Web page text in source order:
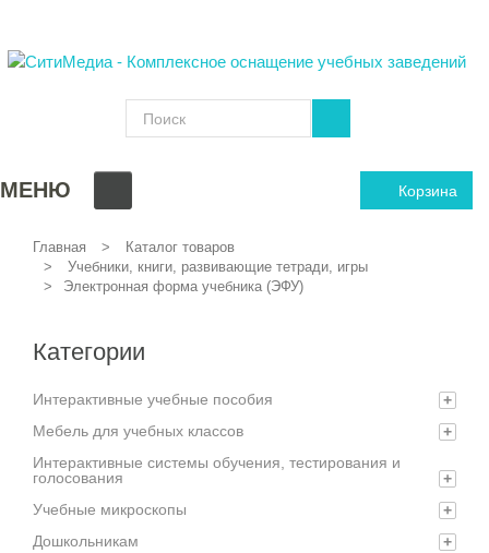
Корзина
МЕНЮ
Главная
Каталог товаров
Учебники, книги, развивающие тетради, игры
Электронная форма учебника (ЭФУ)
Категории
Интерактивные учебные пособия
+
Мебель для учебных классов
+
Интерактивные системы обучения, тестирования и
голосования
+
Учебные микроскопы
+
Дошкольникам
+